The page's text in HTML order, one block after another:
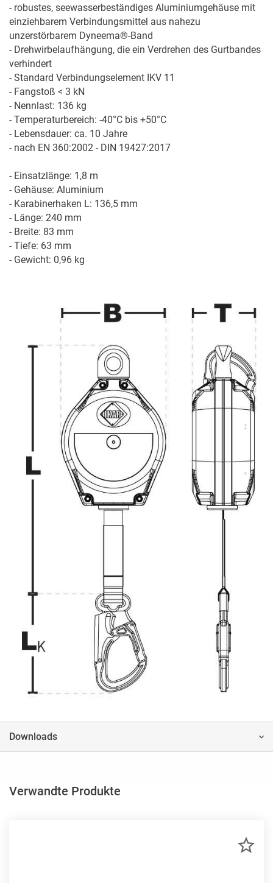
- robustes, seewasserbeständiges Aluminiumgehäuse mit
einziehbarem Verbindungsmittel aus nahezu
unzerstörbarem Dyneema®-Band
- Drehwirbelaufhängung, die ein Verdrehen des Gurtbandes
verhindert
- Standard Verbindungselement IKV 11
- Fangstoß < 3 kN
- Nennlast: 136 kg
- Temperaturbereich: -40°C bis +50°C
- Lebensdauer: ca. 10 Jahre
- nach EN 360:2002 - DIN 19427:2017
- Einsatzlänge: 1,8 m
- Gehäuse: Aluminium
- Karabinerhaken L: 136,5 mm
- Länge: 240 mm
- Breite: 83 mm
- Tiefe: 63 mm
- Gewicht: 0,96 kg
Downloads
Verwandte Produkte